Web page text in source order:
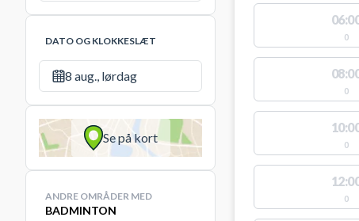
DATO OG KLOKKESLÆT
8 aug., lørdag
Se på kort
ANDRE OMRÅDER MED
BADMINTON
0
0
0
0